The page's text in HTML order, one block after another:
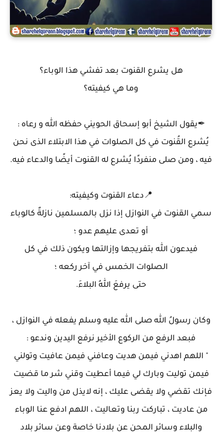
هل يشرع القنوت بعد تفشي هذا الوباء؟
وما هي كيفيته؟
✒يقول الشيخ أبو إسحاق الحويني حفظه الله و رعاه :
يُشرع القُنوت في كل الصلوات في هذا الابتلاء الذى نحن
فيه ، ومن صلى منفردًا يُشرع له القنوت أيضًا والدعاء فيه.
📍دعاء القنوت وكيفيته:
سمي القنوت في النوازل إذا نزل بالمسلمين نازلةٌ كالوباء
أو تعدى عليهم عدو ؛
فيدعون الله بتفريجها وإزالتها ويكون ذلك في كل
الصلوات الخمس في آخر ركعه ؛
حتى يرفعَ اللهُ البلاءَ.
وكان رسولُ الله صلى الله عليه وسلم يفعله في النوازل ،
فبعد الرفع من الركوع الأخير نرفع اليدين وندعو :
" اللهم اهدني فيمن هديت وعافني فيمن عافيت وتولني
فيمن توليت وبارك لي فيما أعطيت وقني شر ما قضيت
فإنك تقضي ولا يقضى عليك ، إنه لايذل من واليت ولا يعز
من عاديت ، تباركت ربنا وتعاليت ، اللهم ادفع عنا الوباء
والبلاء وسائر المحن عن بلادنا خاصة وعن سائر بلاد